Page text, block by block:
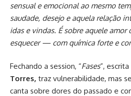
sensual e emocional ao mesmo
saudade, desejo e aquela relação
idas e vindas. É sobre aquele amor
esquecer — com química forte e
Fechando a session, “Fases”,
Torres, traz vulnerabilidade, mas
canta sobre dores do passado e